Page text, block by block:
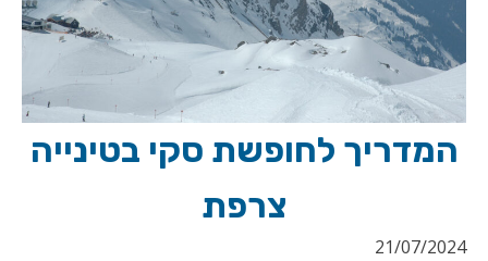
המדריך לחופשת סקי בטינייה
צרפת
21/07/2024